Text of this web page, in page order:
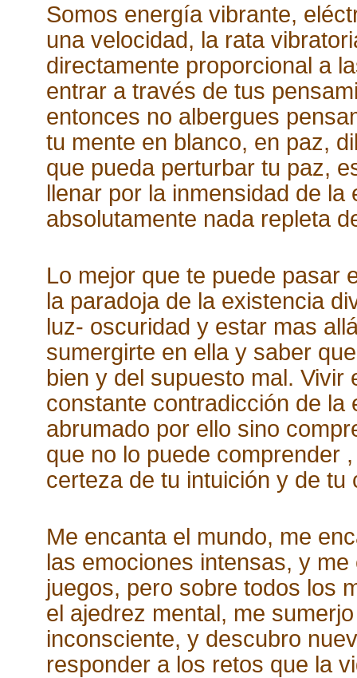
Somos energía vibrante,
una velocidad, la rata
directamente proporcional a
entrar a través de tus
entonces no albergues
tu mente en blanco, en paz,
que pueda perturbar tu paz,
llenar por la inmensidad de la
absolutamente nada repleta
Lo mejor que te puede pasar
la paradoja de la existencia
luz- oscuridad y estar mas
sumergirte en ella y saber
bien y del supuesto mal. Vivir
constante contradicción de la
abrumado por ello sino
que no lo puede comprender
certeza de tu intuición y de tu
Me encanta el mundo, me
las emociones intensas, y
juegos, pero sobre todos los
el ajedrez mental, me
inconsciente, y descubro
responder a los retos que la